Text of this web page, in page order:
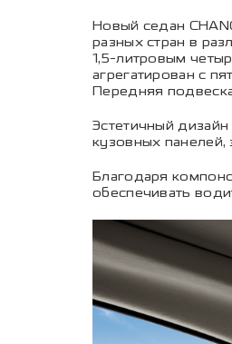
Новый седан
разных стран в
1,5-литровым
агрегатирован с
Передняя
Эстетичный
кузовных
Благодаря
обеспечивать